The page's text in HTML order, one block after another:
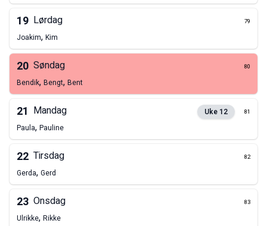
19 Lørdag 79
Joakim, Kim
20 Søndag 80
Bendik, Bengt, Bent
21 Mandag Uke 12 81
Paula, Pauline
22 Tirsdag 82
Gerda, Gerd
23 Onsdag 83
Ulrikke, Rikke